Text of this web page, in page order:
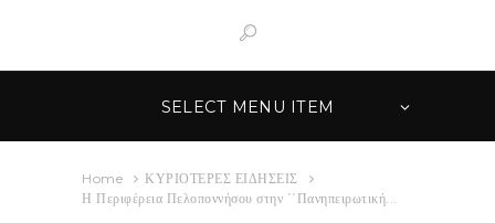
SELECT MENU ITEM
Home
ΚΥΡΙΟΤΕΡΕΣ ΕΙΔΗΣΕΙΣ
Η Περιφέρεια Πελοποννήσου στην ΄΄Πανηπειρωτική...